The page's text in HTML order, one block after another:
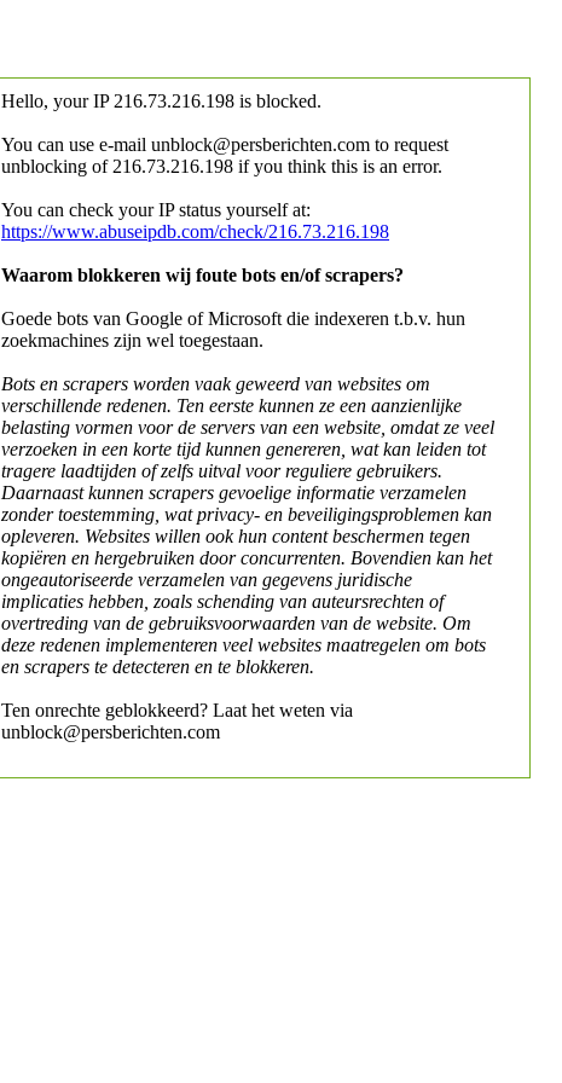
Hello, your IP 216.73.216.198 is blocked.
You can use e-mail unblock@persberichten.com to request
unblocking of 216.73.216.198 if you think this is an error.
You can check your IP status yourself at:
https://www.abuseipdb.com/check/216.73.216.198
Waarom blokkeren wij foute bots en/of scrapers?
Goede bots van Google of Microsoft die indexeren t.b.v. hun
zoekmachines zijn wel toegestaan.
Bots en scrapers worden vaak geweerd van websites om
verschillende redenen. Ten eerste kunnen ze een aanzienlijke
belasting vormen voor de servers van een website, omdat ze veel
verzoeken in een korte tijd kunnen genereren, wat kan leiden tot
tragere laadtijden of zelfs uitval voor reguliere gebruikers.
Daarnaast kunnen scrapers gevoelige informatie verzamelen
zonder toestemming, wat privacy- en beveiligingsproblemen kan
opleveren. Websites willen ook hun content beschermen tegen
kopiëren en hergebruiken door concurrenten. Bovendien kan het
ongeautoriseerde verzamelen van gegevens juridische
implicaties hebben, zoals schending van auteursrechten of
overtreding van de gebruiksvoorwaarden van de website. Om
deze redenen implementeren veel websites maatregelen om bots
en scrapers te detecteren en te blokkeren.
Ten onrechte geblokkeerd? Laat het weten via
unblock@persberichten.com